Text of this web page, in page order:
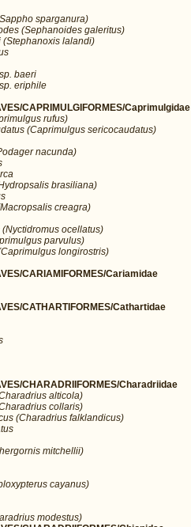
sparganura)
(Sephanoides galeritus)
lalandi)
baeri
eriphile
CAPRIMULGIFORMES/Caprimulgidae
rufus)
(Caprimulgus sericocaudatus)
nacunda)
brasiliana)
creagra)
ocellatus)
parvulus)
longirostris)
CARIAMIFORMES/Cariamidae
CATHARTIFORMES/Cathartidae
CHARADRIIFORMES/Charadriidae
alticola)
collaris)
(Charadrius falklandicus)
mitchellii)
cayanus)
modestus)